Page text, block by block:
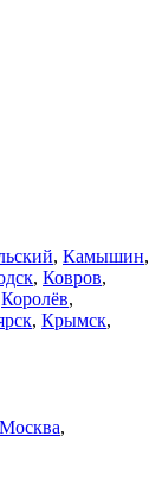
, Камышин,
, Ковров,
Королёв,
, Крымск,
Москва,